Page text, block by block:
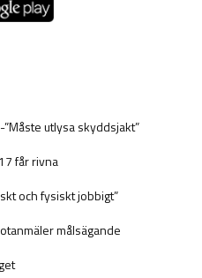
utlysa skyddsjakt”
får rivna
och fysiskt jobbigt”
målsägande